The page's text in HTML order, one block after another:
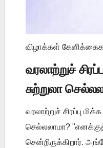
விழாக்கள்
வரலாற்றுச்
சுற்றுலா
வரலாற்றுச் சிரப்பு
செல்லலாமா?
சென்றிருக்கிறார்.